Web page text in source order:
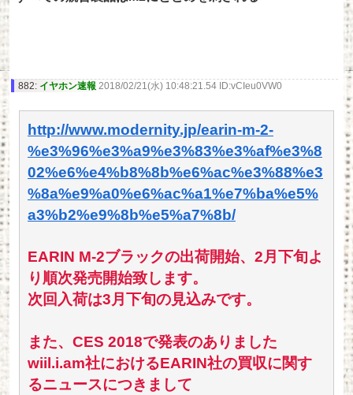
882: イヤホン速報 2018/02/21(水) 10:48:21.54 ID:vCIeu0VW0
http://www.modernity.jp/earin-m-2-
%e3%96%e3%a9%e3%83%e3%af%e3%8
02%e6%e4%b8%8b%e6%ac%e3%88%e3
%8a%e9%a0%e6%ac%a1%e7%ba%e5%
a3%b2%e9%8b%e5%a7%8b/
EARIN M-2ブラックの出荷開始、2月下旬よ
り順次発売開始致します。
次回入荷は3月下旬の見込みです。
また、CES 2018で発表のありました
wiil.i.am社におけるEARIN社の買収に関す
るニュースにつきまして